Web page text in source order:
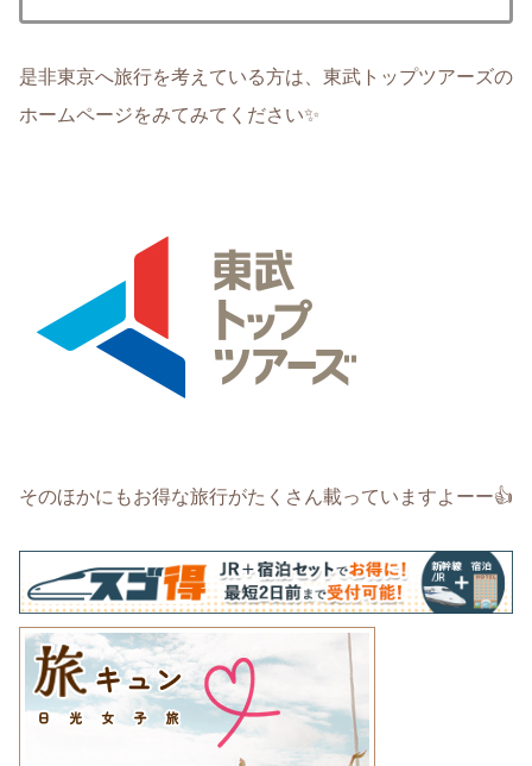
是非東京へ旅行を考えている方は、東武トップツアーズの
ホームページをみてみてください✨
そのほかにもお得な旅行がたくさん載っていますよーー👍